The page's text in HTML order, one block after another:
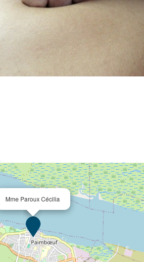
Mme Paroux Cécilia